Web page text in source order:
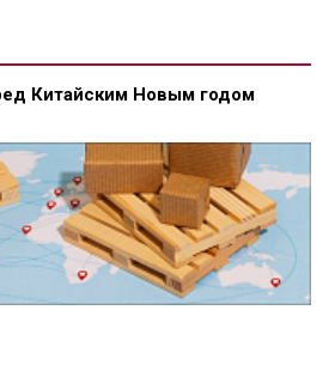
Китайским Новым годом